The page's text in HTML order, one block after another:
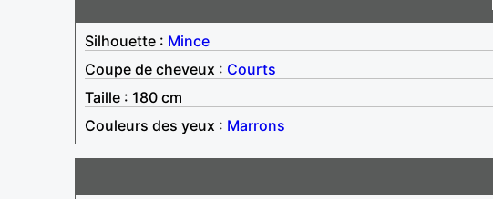
Silhouette : Mince
Coupe de cheveux : Courts
Taille : 180 cm
Couleurs des yeux : Marrons